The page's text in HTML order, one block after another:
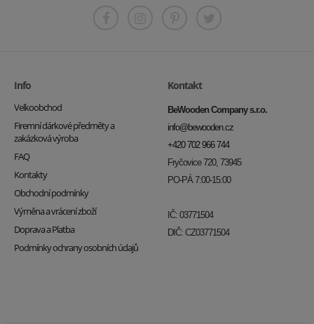
Info
Velkoobchod
Firemní dárkové předměty a
zakázková výroba
FAQ
Kontakty
Obchodní podmínky
Výměna a vrácení zboží
Doprava a Platba
Podmínky ochrany osobních údajů
Kontakt
BeWooden Company s.r.o.
info@bewooden.cz
+420 702 966 744
Fryčovice 720, 73945
PO-PÁ 7:00-15:00
IČ: 03771504
DIČ: CZ03771504